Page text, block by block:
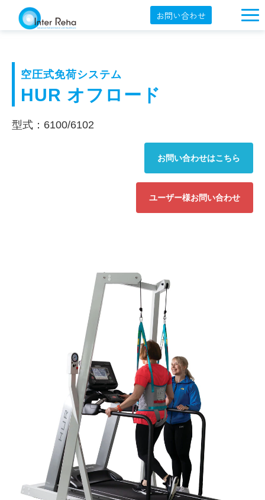
お問い合わせ
展示会・学会
オンラインショップ
English
空圧式免荷システム
HUR オフロード
型式：6100/6102
お問い合わせはこちら
ユーザー様お問い合わせ